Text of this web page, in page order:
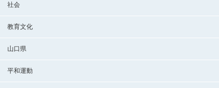
社会
教育文化
山口県
平和運動